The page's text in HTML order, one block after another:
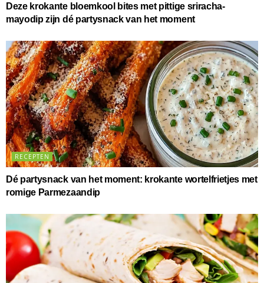
Deze krokante bloemkool bites met pittige sriracha-
mayodip zijn dé partysnack van het moment
RECEPTEN
Dé partysnack van het moment: krokante wortelfrietjes met
romige Parmezaandip